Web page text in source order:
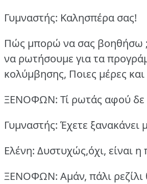
Γυμναστής: Καλησπέρα σας!
Πώς μπορώ να σας βοηθήσω ;
να ρωτήσουμε για τα
κολύμβησης, Ποιες μέρες
ΞΕΝΟΦΩΝ: Τί ρωτάς αφού δε
Γυμναστής: Έχετε ξανακάνει
Ελένη: Δυστυχώς,όχι, είναι
ΞΕΝΟΦΩΝ: Αμάν, πάλι ρεζίλι